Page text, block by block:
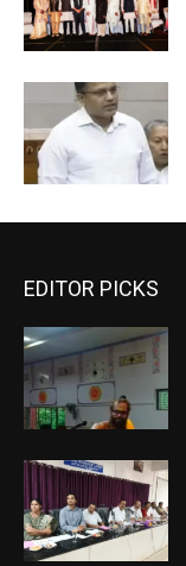
EDITOR PICKS